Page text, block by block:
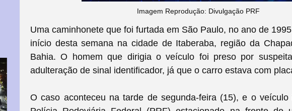
Imagem Reprodução: Divulgação PRF
Uma caminhonete que foi furtada em São Paulo, no ano de
início desta semana na cidade de Itaberaba, região da
Bahia. O homem que dirigia o veículo foi preso por
adulteração de sinal identificador, já que o carro estava com
O caso aconteceu na tarde de segunda-feira (15), e o veículo